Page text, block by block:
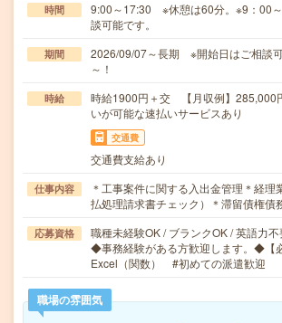
時間
9:00～17:30 ※休憩は60分。※9：00
談可能です。
期間
2026/09/07～長期 ※開始日はご相談
～！
時給
時給1900円＋交 【月収例】
いが可能な速払いサービスあり
交通費
交通費支給あり
仕事内容
＊工事案件に関する入出金管理＊経理
払処理請求書チェック）＊滞留債権
応募資格
職種未経験OK / ブランクOK / 英語力不
◆事務経験がある方歓迎します。◆【
Excel（関数） #初めての派遣歓迎
職場の雰囲気